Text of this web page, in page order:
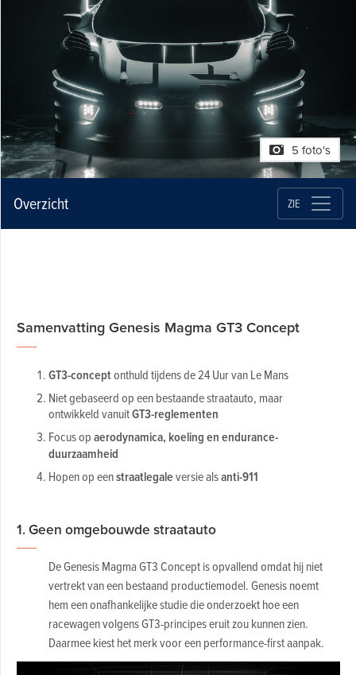
5 foto's
Overzicht ZIE
Samenvatting Genesis Magma GT3 Concept
GT3-conceptonthuld tijdens de 24 Uur van Le Mans
Niet gebaseerd op een bestaande straatauto, maar
ontwikkeld vanuitGT3-reglementen
Focus opaerodynamica, koeling en endurance-
duurzaamheid
Hopen op eenstraatlegaleversie alsanti-911
1. Geen omgebouwde straatauto
De Genesis Magma GT3 Concept is opvallend omdat hij niet
vertrekt van een bestaand productiemodel. Genesis noemt
hem een onafhankelijke studie die onderzoekt hoe een
racewagen volgens GT3-principes eruit zou kunnen zien.
Daarmee kiest het merk voor een performance-first aanpak.